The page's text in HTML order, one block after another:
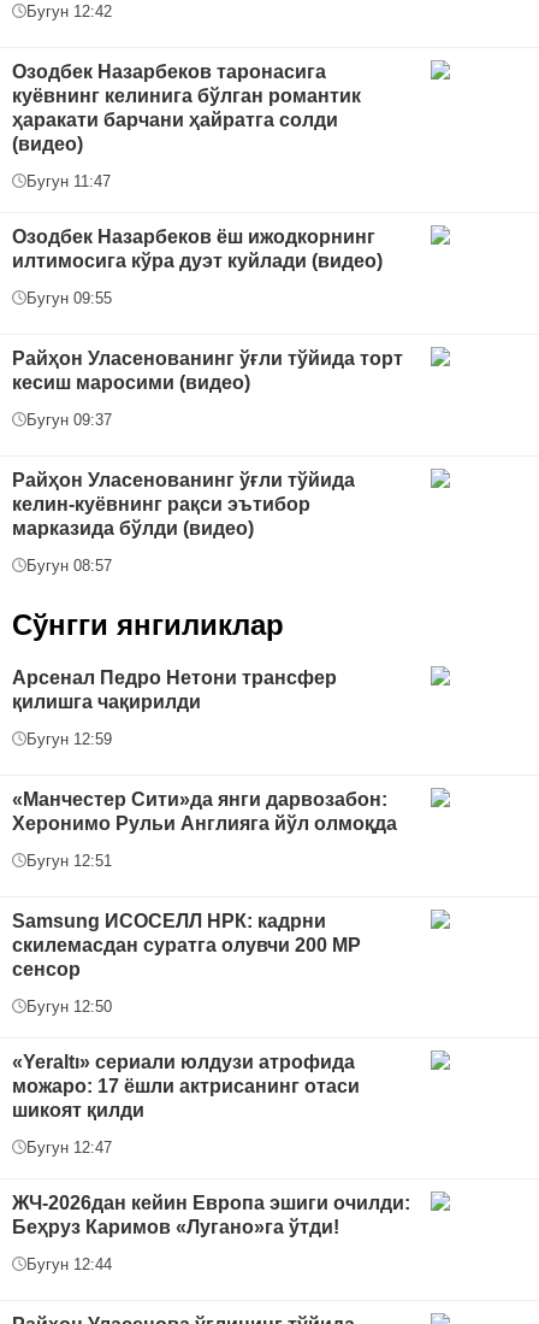
Бугун 12:42
Озодбек Назарбеков таронасига
куёвнинг келинига бўлган романтик
ҳаракати барчани ҳайратга солди
(видео)
Бугун 11:47
Озодбек Назарбеков ёш ижодкорнинг
илтимосига кўра дуэт куйлади (видео)
Бугун 09:55
Райҳон Уласенованинг ўғли тўйида торт
кесиш маросими (видео)
Бугун 09:37
Райҳон Уласенованинг ўғли тўйида
келин-куёвнинг рақси эътибор
марказида бўлди (видео)
Бугун 08:57
Сўнгги янгиликлар
Арсенал Педро Нетони трансфер
қилишга чақирилди
Бугун 12:59
«Манчестер Сити»да янги дарвозабон:
Херонимо Рульи Англияга йўл олмоқда
Бугун 12:51
Samsung ИСОСEЛЛ HPК: кадрни
скилемасдан суратга олувчи 200 MP
сенсор
Бугун 12:50
«Yeraltı» сериали юлдузи атрофида
можаро: 17 ёшли актрисанинг отаси
шикоят қилди
Бугун 12:47
ЖЧ-2026дан кейин Европа эшиги очилди:
Беҳруз Каримов «Лугано»га ўтди!
Бугун 12:44